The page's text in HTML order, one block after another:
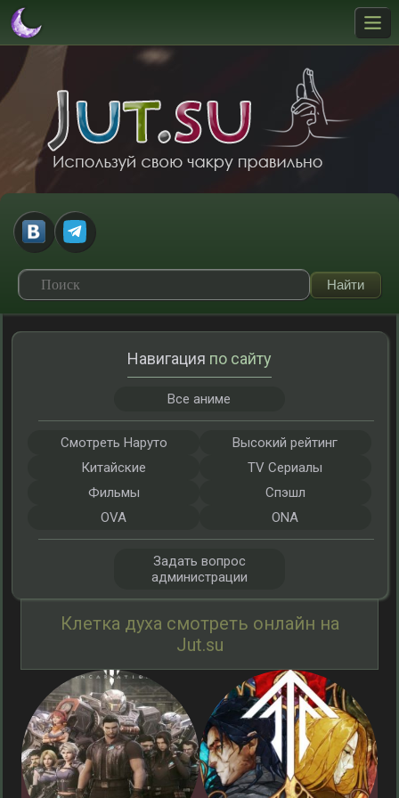
Клетка духа смотреть онлайн на
Jut.su
Навигация по сайту
Все аниме
Смотреть Наруто
Высокий рейтинг
Китайские
TV Сериалы
Фильмы
Спэшл
OVA
ONA
Задать вопрос
администрации